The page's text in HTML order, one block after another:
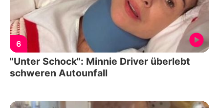
6
"Unter Schock": Minnie Driver überlebt
schweren Autounfall